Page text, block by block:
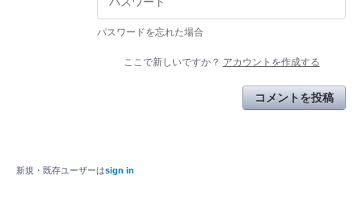
パスワードを忘れた場合
ここで新しいですか？ アカウントを作成する
コメントを投稿
新規・既存ユーザーはsign in